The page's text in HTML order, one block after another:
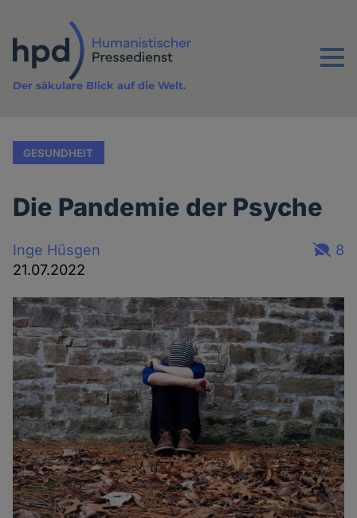
Inhalt
Menu
Der säkulare Blick auf die Welt.
GESUNDHEIT
Die Pandemie der Psyche
Inge Hüsgen
21.07.2022
8